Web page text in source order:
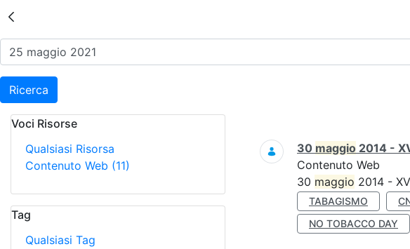
Risultati della Ricerca - Eventi
Ricerca
Voci Risorse
Qualsiasi Risorsa
Contenuto Web (11)
Tag
Qualsiasi Tag
Ricerca
30 maggio 2014 -
Contenuto Web
30 maggio 2014 -
TABAGISMO
NO TOBACCO DAY